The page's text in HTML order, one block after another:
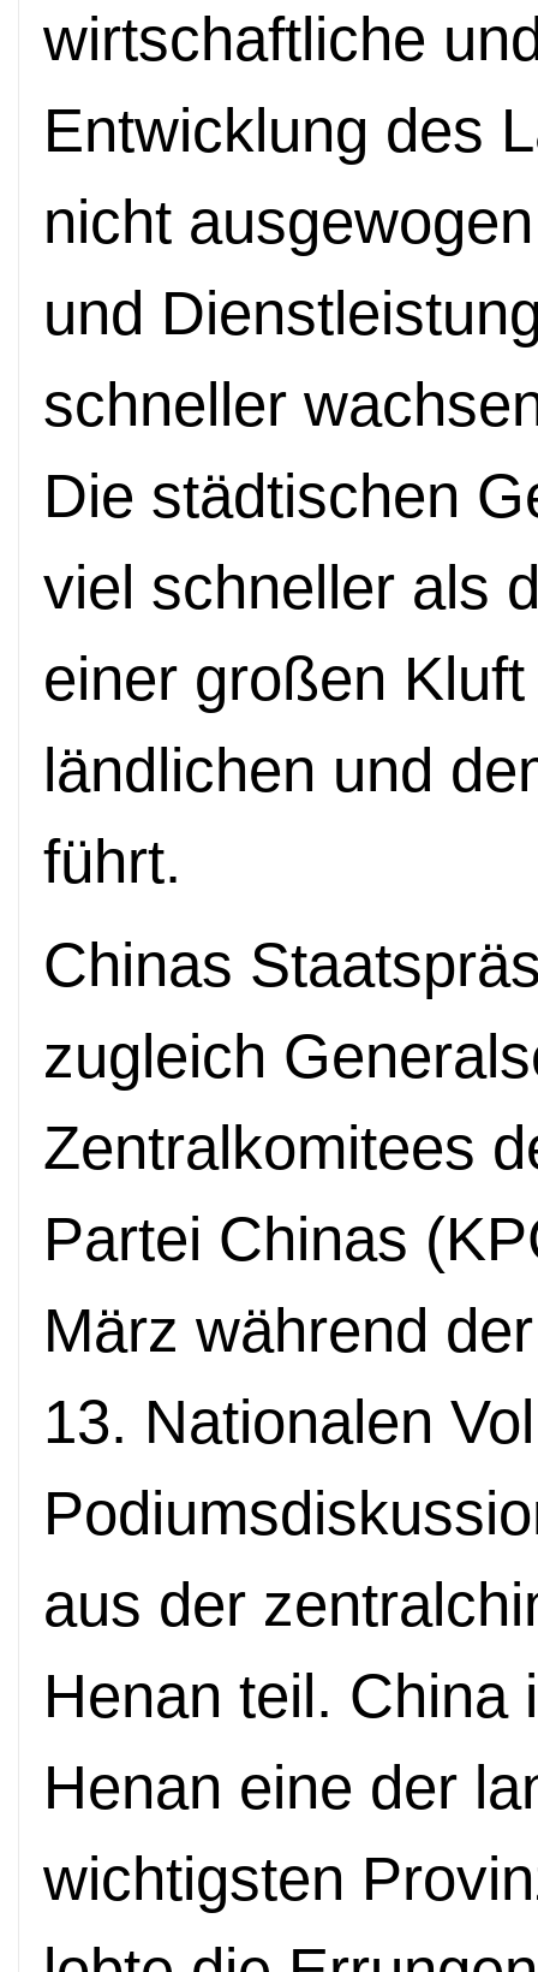
wirtschaftliche
Entwicklung des
nicht
und
schneller
Die städtischen
viel schneller als
einer großen
ländlichen und
führt.
Chinas
zugleich
Zentralkomitees
Partei Chinas
März während
13. Nationalen
aus der
Henan teil. China
Henan eine der
wichtigsten